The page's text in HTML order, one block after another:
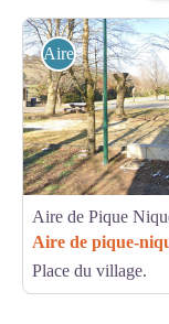
Aire de Pique
Aire de Pique
Aire de pique-
Place du village.